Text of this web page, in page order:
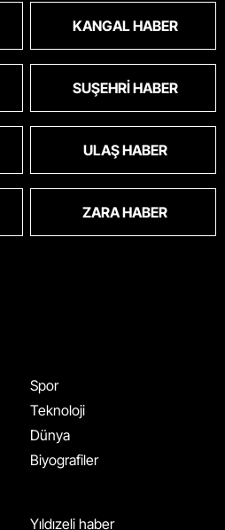
KANGAL HABER
SUŞEHRI HABER
ULAŞ HABER
ZARA HABER
Spor
Teknoloji
Dünya
Biyografiler
Yıldızeli haber